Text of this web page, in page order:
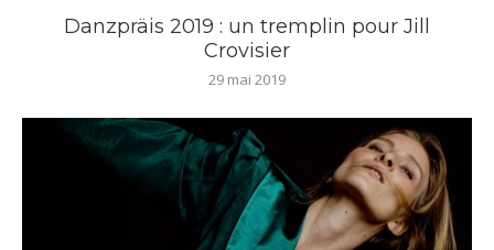
Danzpräis 2019 : un tremplin pour Jill
Crovisier
29 mai 2019